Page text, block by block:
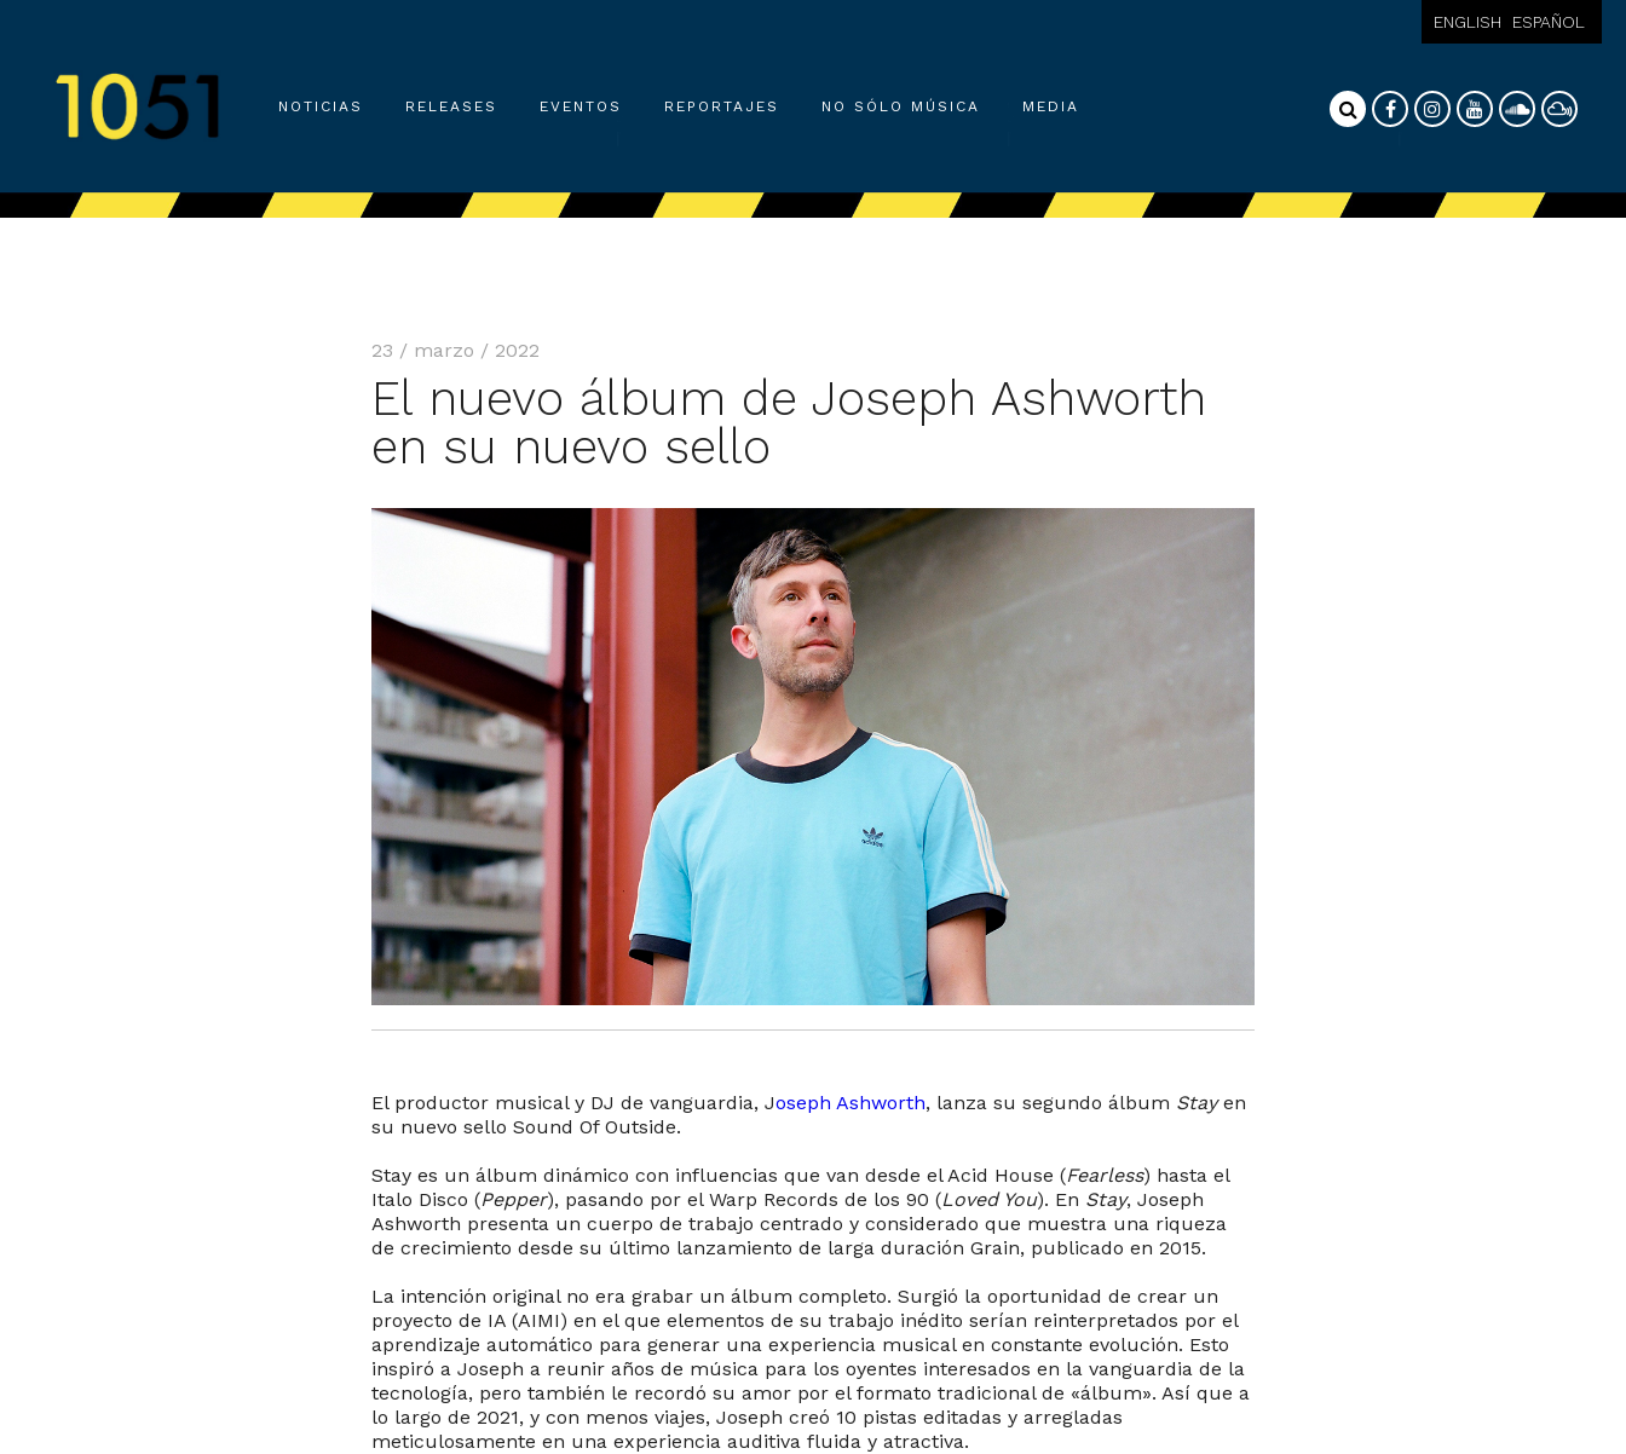
NOTICIAS RELEASES EVENTOS REPORTAJES NO SÓLO MÚSICA MEDIA
ENGLISH ESPAÑOL
23 / marzo / 2022
El nuevo álbum de Joseph Ashworth
en su nuevo sello
El productor musical y DJ de vanguardia, Joseph Ashworth, lanza su segundo álbum Stayen
su nuevo sello Sound Of Outside.
Stay es un álbum dinámico con influencias que van desde el Acid House (Fearless) hasta el
Italo Disco (Pepper), pasando por el Warp Records de los 90 (Loved You). En Stay, Joseph
Ashworth presenta un cuerpo de trabajo centrado y considerado que muestra una riqueza
de crecimiento desde su último lanzamiento de larga duración Grain, publicado en 2015.
La intención original no era grabar un álbum completo. Surgió la oportunidad de crear un
proyecto de IA (AIMI) en el que elementos de su trabajo inédito serían reinterpretados por el
aprendizaje automático para generar una experiencia musical en constante evolución. Esto
inspiró a Joseph a reunir años de música para los oyentes interesados en la vanguardia de la
tecnología, pero también le recordó su amor por el formato tradicional de «álbum». Así que a
lo largo de 2021, y con menos viajes, Joseph creó 10 pistas editadas y arregladas
meticulosamente en una experiencia auditiva fluida y atractiva.